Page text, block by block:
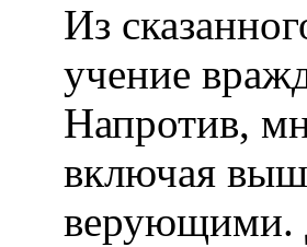
Из
учение
Напротив,
включая
верующими.